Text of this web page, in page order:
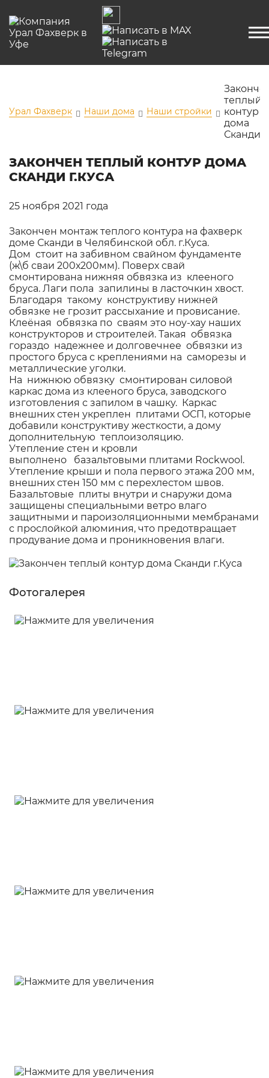
Урал Фахверк Наши дома Наши стройки
теплый
контур
дома
Сканди
ЗАКОНЧЕН ТЕПЛЫЙ КОНТУР ДОМА
СКАНДИ Г.КУСА
25 ноября 2021 года
Закончен монтаж теплого контура на фахверк
доме Сканди в Челябинской обл. г.Куса.
Дом стоит на забивном свайном фундаменте
(ж\б сваи 200х200мм). Поверх свай
смонтирована нижняя обвязка из клееного
бруса. Лаги пола запилины в ласточкин хвост.
Благодаря такому конструктиву нижней
обвязке не грозит рассыхание и провисание.
Клеёная обвязка по сваям это ноу-хау наших
конструкторов и строителей. Такая обвязка
гораздо надежнее и долговечнее обвязки из
простого бруса с креплениями на саморезы и
металлические уголки.
На нижнюю обвязку смонтирован силовой
каркас дома из клееного бруса, заводского
изготовления с запилом в чашку. Каркас
внешних стен укреплен плитами OСП, которые
добавили конструктиву жесткости, а дому
дополнительную теплоизоляцию.
Утепление стен и кровли
выполнено
базальтовыми плитами Rockwool.
Утепление крыши и пола первого этажа 200 мм,
внешних стен 150 мм с перехлестом швов.
Базальтовые плиты внутри и снаружи дома
защищены специальными ветро влаго
защитными и пароизоляционными мембранами
с прослойкой алюминия, что предотвращает
продувание дома и проникновения влаги.
Фотогалерея